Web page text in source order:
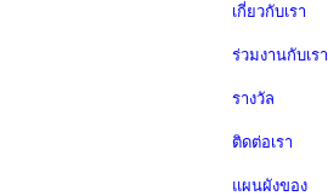
เกี่ยวกับเรา
ร่วมงานกับเรา
รางวัล
ติดต่อเรา
แผนผังของ